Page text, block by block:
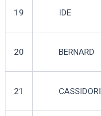
19 IDE
20 BERNARD
21 CASSIDORI